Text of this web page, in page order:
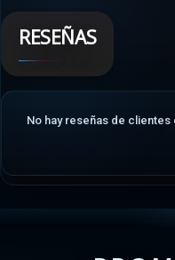
RESEÑAS
No hay reseñas de